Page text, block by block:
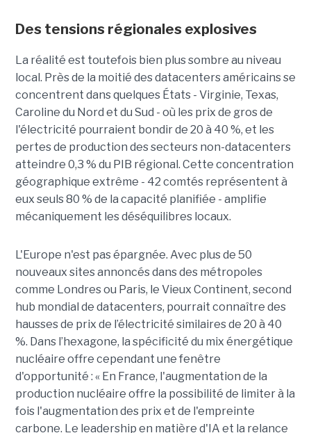
Des tensions régionales explosives
La réalité est toutefois bien plus sombre au niveau
local. Près de la moitié des datacenters américains se
concentrent dans quelques États - Virginie, Texas,
Caroline du Nord et du Sud - où les prix de gros de
l'électricité pourraient bondir de 20 à 40 %, et les
pertes de production des secteurs non-datacenters
atteindre 0,3 % du PIB régional. Cette concentration
géographique extrême - 42 comtés représentent à
eux seuls 80 % de la capacité planifiée - amplifie
mécaniquement les déséquilibres locaux.
L'Europe n'est pas épargnée. Avec plus de 50
nouveaux sites annoncés dans des métropoles
comme Londres ou Paris, le Vieux Continent, second
hub mondial de datacenters, pourrait connaître des
hausses de prix de l’électricité similaires de 20 à 40
%. Dans l’hexagone, la spécificité du mix énergétique
nucléaire offre cependant une fenêtre
d'opportunité : « En France, l'augmentation de la
production nucléaire offre la possibilité de limiter à la
fois l'augmentation des prix et de l'empreinte
carbone. Le leadership en matière d'IA et la relance